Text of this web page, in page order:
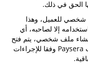
شخصي للعميل، وهذا
إلا لصاحبه، أي
ملف شخصي، يتم فتح
حساب Paysera تلقائيا للعميل. ويعمل حساب Paysera وفقا للإجراءات